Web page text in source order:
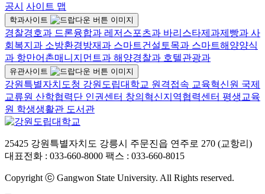
공시 사이트 맵
학과사이트
경찰경호과 드론융합과 레저스포츠과 바리스타제과제빵과 사
회복지과 소방환경방재과 스마트건설토목과 스마트해양양식
과 항만어촌매니지먼트과 해양경찰과 호텔관광과
유관사이트
강원특별자치도청 강원도립대학교 원격접속 교육혁신원 국제
교류원 산학협력단 인권센터 창의혁신지역협력센터 평생교육
원 학생생활관 도서관
25425 강원특별자치도 강릉시 주문진읍 연주로 270 (교항리)
대표전화 : 033-660-8000 팩스 : 033-660-8015
Copyright ⓒ Gangwon State University. All Rights reserved.